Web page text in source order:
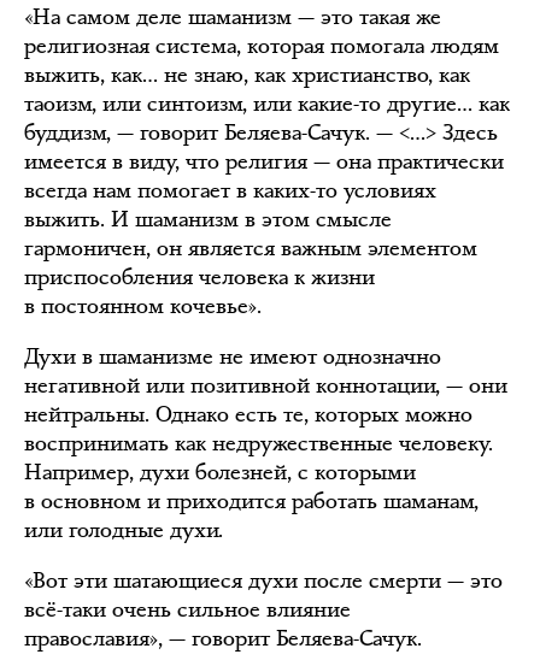
«На самом деле шаманизм — это такая же
религиозная система, которая помогала людям
выжить, как… не знаю, как христианство, как
таоизм, или синтоизм, или какие-то другие… как
буддизм, — говорит Беляева-Сачук. — <…> Здесь
имеется в виду, что религия — она практически
всегда нам помогает в каких-то условиях
выжить. И шаманизм в этом смысле
гармоничен, он является важным элементом
приспособления человека к жизни
в постоянном кочевье».
Духи в шаманизме не имеют однозначно
негативной или позитивной коннотации, — они
нейтральны. Однако есть те, которых можно
воспринимать как недружественные человеку.
Например, духи болезней, с которыми
в основном и приходится работать шаманам,
или голодные духи.
«Вот эти шатающиеся духи после смерти — это
всё-таки очень сильное влияние
православия», — говорит Беляева-Сачук.